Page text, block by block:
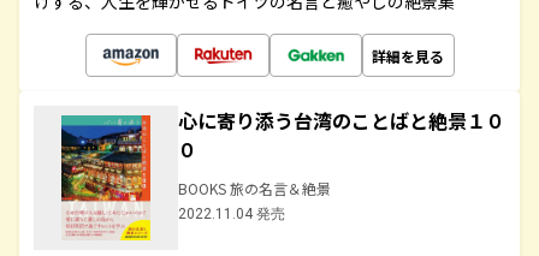
詳細を見る
心に寄り添う台湾のことばと絶景１０
０
BOOKS 旅の名言＆絶景
2022.11.04 発売